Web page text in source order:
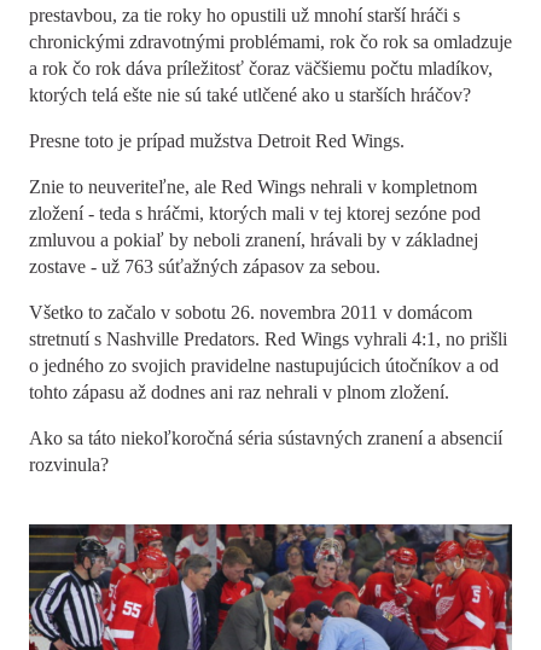
prestavbou, za tie roky ho opustili už mnohí starší hráči s
chronickými zdravotnými problémami, rok čo rok sa omladzuje
a rok čo rok dáva príležitosť čoraz väčšiemu počtu mladíkov,
ktorých telá ešte nie sú také utlčené ako u starších hráčov?
Presne toto je prípad mužstva Detroit Red Wings.
Znie to neuveriteľne, ale Red Wings nehrali v kompletnom
zložení - teda s hráčmi, ktorých mali v tej ktorej sezóne pod
zmluvou a pokiaľ by neboli zranení, hrávali by v základnej
zostave - už 763 súťažných zápasov za sebou.
Všetko to začalo v sobotu 26. novembra 2011 v domácom
stretnutí s Nashville Predators. Red Wings vyhrali 4:1, no prišli
o jedného zo svojich pravidelne nastupujúcich útočníkov a od
tohto zápasu až dodnes ani raz nehrali v plnom zložení.
Ako sa táto niekoľkoročná séria sústavných zranení a absencií
rozvinula?